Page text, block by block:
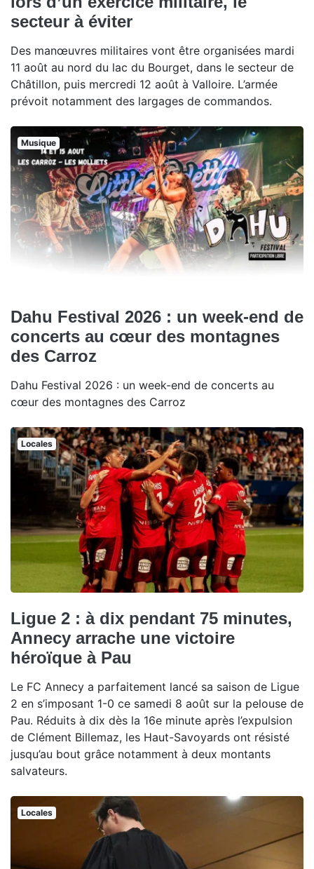
secteur à éviter
Des manœuvres militaires vont être organisées mardi
11 août au nord du lac du Bourget, dans le secteur de
Châtillon, puis mercredi 12 août à Valloire. L’armée
prévoit notamment des largages de commandos.
Musique
Dahu Festival 2026 : un week-end de
concerts au cœur des montagnes
des Carroz
Dahu Festival 2026 : un week-end de concerts au
cœur des montagnes des Carroz
Locales
Ligue 2 : à dix pendant 75 minutes,
Annecy arrache une victoire
héroïque à Pau
Le FC Annecy a parfaitement lancé sa saison de Ligue
2 en s’imposant 1-0 ce samedi 8 août sur la pelouse de
Pau. Réduits à dix dès la 16e minute après l’expulsion
de Clément Billemaz, les Haut-Savoyards ont résisté
jusqu’au bout grâce notamment à deux montants
salvateurs.
Locales